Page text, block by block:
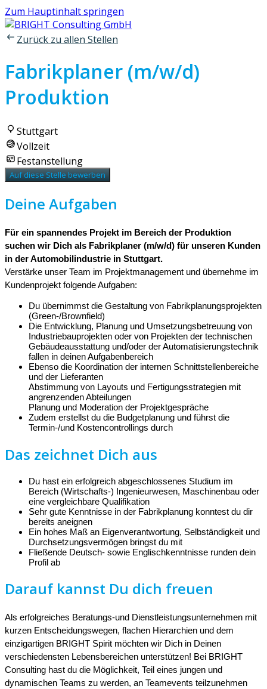
Zum Hauptinhalt springen
Zurück zu allen Stellen
Fabrikplaner (m/w/d)
Produktion
Stuttgart
Vollzeit
Festanstellung
Auf diese Stelle bewerben
Deine Aufgaben
Für ein spannendes Projekt im Bereich der Produktion
suchen wir Dich als Fabrikplaner (m/w/d) für unseren Kunden
in der Automobilindustrie in Stuttgart.
Verstärke unser Team im Projektmanagement und übernehme im
Kundenprojekt folgende Aufgaben:
Du übernimmst die Gestaltung von Fabrikplanungsprojekten
(Green-/Brownfield)
Die Entwicklung, Planung und Umsetzungsbetreuung von
Industriebauprojekten oder von Projekten der technischen
Gebäudeausstattung und/oder der Automatisierungstechnik
fallen in deinen Aufgabenbereich
Ebenso die Koordination der internen Schnittstellenbereiche
und der Lieferanten
Abstimmung von Layouts und Fertigungsstrategien mit
angrenzenden Abteilungen
Planung und Moderation der Projektgespräche
Zudem erstellst du die Budgetplanung und führst die
Termin-/und Kostencontrollings durch
Das zeichnet Dich aus
Du hast ein erfolgreich abgeschlossenes Studium im
Bereich (Wirtschafts-) Ingenieurwesen, Maschinenbau oder
eine vergleichbare Qualifikation
Sehr gute Kenntnisse in der Fabrikplanung konntest du dir
bereits aneignen
Ein hohes Maß an Eigenverantwortung, Selbständigkeit und
Durchsetzungsvermögen bringst du mit
Fließende Deutsch- sowie Englischkenntnisse runden dein
Profil ab
Darauf kannst Du dich freuen
Als erfolgreiches Beratungs-und Dienstleistungsunternehmen mit
kurzen Entscheidungswegen, flachen Hierarchien und dem
einzigartigen BRIGHT Spirit möchten wir Dich in Deinen
verschiedensten Lebensbereichen unterstützen! Bei BRIGHT
Consulting hast du die Möglichkeit, Teil eines jungen und
dynamischen Teams zu werden, an Teamevents teilzunehmen